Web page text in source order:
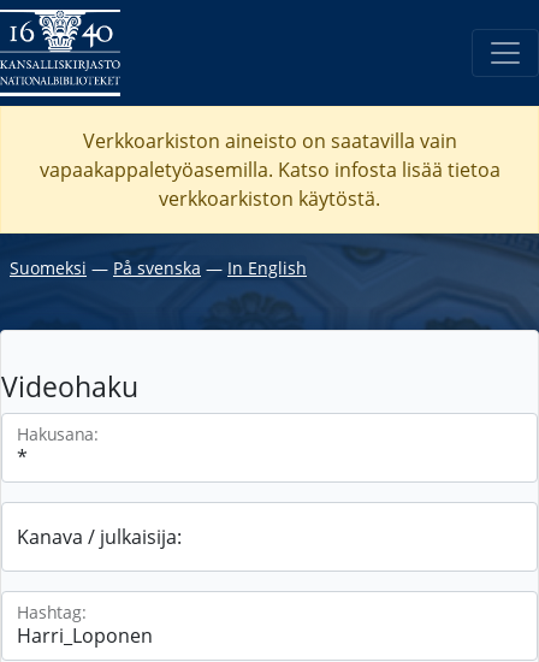
Verkkoarkiston aineisto on saatavilla vain
vapaakappaletyöasemilla. Katso infosta lisää tietoa
verkkoarkiston käytöstä.
Suomeksi ― På svenska ― In English
Videohaku
Hakusana:
Kanava / julkaisija:
Hashtag: